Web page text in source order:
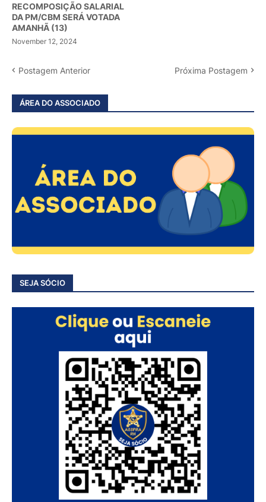
RECOMPOSIÇÃO SALARIAL
DA PM/CBM SERÁ VOTADA
AMANHÃ (13)
November 12, 2024
Postagem Anterior Próxima Postagem
ÁREA DO ASSOCIADO
SEJA SÓCIO